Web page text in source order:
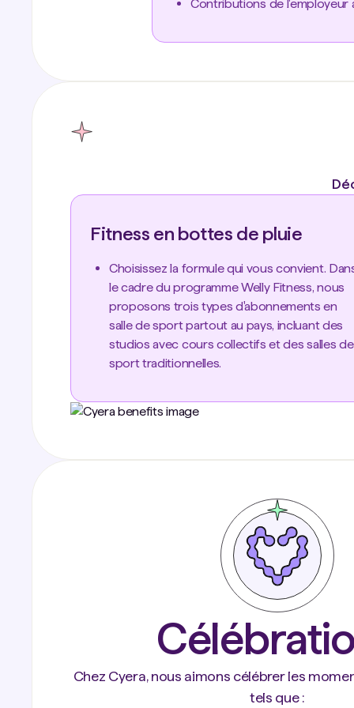
Contributions de l'employeur
Fitness en bottes de pluie
Choisissez la formule qui vous convient.
le cadre du programme Welly Fitness, nous
proposons trois types d'abonnements en
salle de sport partout au pays, incluant des
studios avec cours collectifs et des salles de
sport traditionnelles.
Chez Cyera, nous aimons célébrer les
tels que :